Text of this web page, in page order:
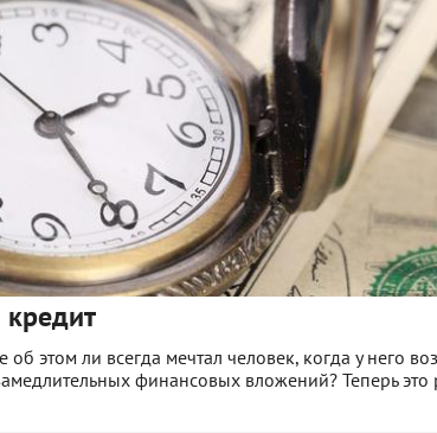
этом ли всегда мечтал человек, когда у него
финансовых вложений? Теперь это